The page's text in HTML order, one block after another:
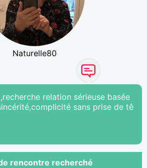
Naturelle80
relation sérieuse basée
sans prise de tê
rencontre recherché